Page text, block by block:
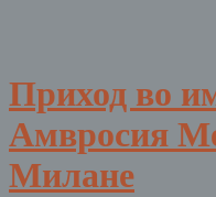
Приход во
Амвросия
Милане